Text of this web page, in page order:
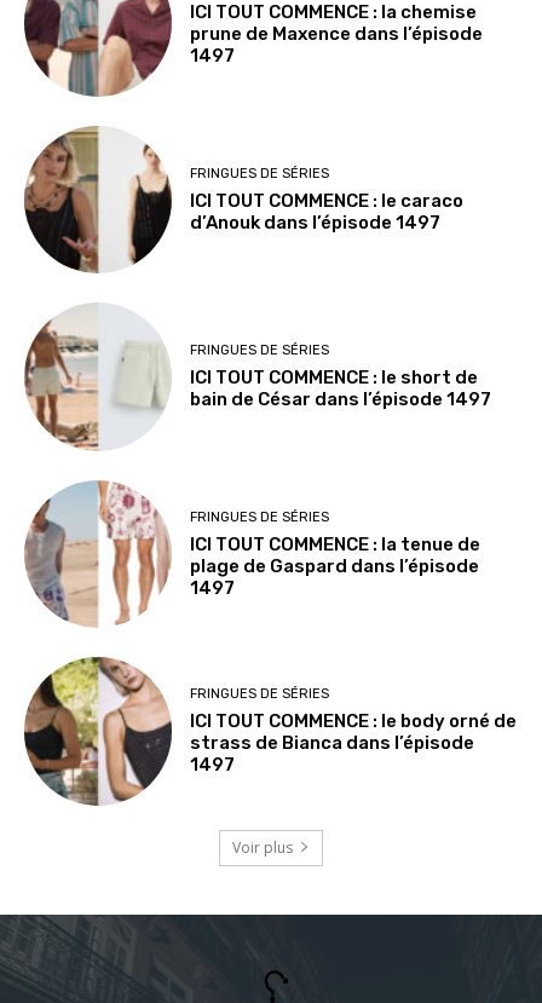
ICI TOUT COMMENCE : la chemise
prune de Maxence dans l’épisode
1497
FRINGUES DE SÉRIES
ICI TOUT COMMENCE : le caraco
d’Anouk dans l’épisode 1497
FRINGUES DE SÉRIES
ICI TOUT COMMENCE : le short de
bain de César dans l’épisode 1497
FRINGUES DE SÉRIES
ICI TOUT COMMENCE : la tenue de
plage de Gaspard dans l’épisode
1497
FRINGUES DE SÉRIES
ICI TOUT COMMENCE : le body orné de
strass de Bianca dans l’épisode
1497
Voir plus